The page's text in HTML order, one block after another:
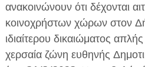
ΕΦΗΜΕΡΙΔΑ Η ΠΑΡΓΑ
ΠΛΗΡΟΦΟΡΙΕΣ
ανακοινώνουν ότι δέχονται
κοινοχρήστων χώρων στον
ιδιαίτερου δικαιώματος
χερσαία ζώνη ευθηνής